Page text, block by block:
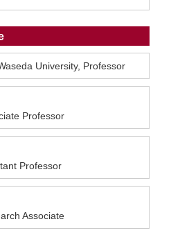
University, Professor
Professor
Professor
Associate